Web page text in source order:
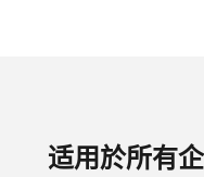
适用於所有